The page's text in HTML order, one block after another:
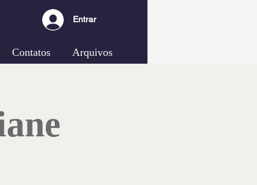
Entrar
Contatos Arquivos